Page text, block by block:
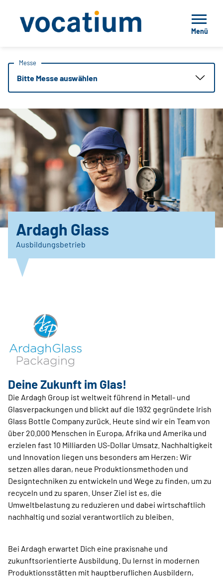
Menü
Messe
Bitte Messe auswählen
Ardagh Glass
Ausbildungsbetrieb
Deine Zukunft im Glas!
Die Ardagh Group ist weltweit führend in Metall- und
Glasverpackungen und blickt auf die 1932 gegründete Irish
Glass Bottle Company zurück. Heute sind wir ein Team von
über 20.000 Menschen in Europa, Afrika und Amerika und
erzielen fast 10 Milliarden US-Dollar Umsatz. Nachhaltigkeit
und Innovation liegen uns besonders am Herzen: Wir
setzen alles daran, neue Produktionsmethoden und
Designtechniken zu entwickeln und Wege zu finden, um zu
recyceln und zu sparen. Unser Ziel ist es, die
Umweltbelastung zu reduzieren und dabei wirtschaftlich
nachhaltig und sozial verantwortlich zu bleiben.
Bei Ardagh erwartet Dich eine praxisnahe und
zukunftsorientierte Ausbildung. Du lernst in modernen
Produktionsstätten mit hauptberuflichen Ausbildern,